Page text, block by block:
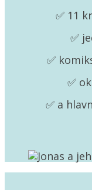
✅ 11
✅
✅
✅
✅ a